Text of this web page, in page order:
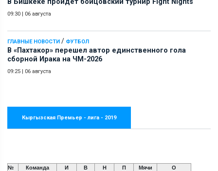
09:30 | 06 августа
ГЛАВНЫЕ НОВОСТИ / ФУТБОЛ
В «Пахтакор» перешел автор единственного гола
сборной Ирака на ЧМ-2026
09:25 | 06 августа
Кыргызская Премьер - лига - 2019
№ Команда И В Н П Мячи
О